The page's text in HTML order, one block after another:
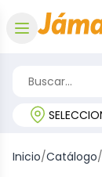
Inicio/Catálogo/